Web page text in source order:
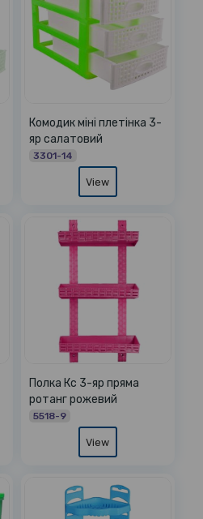
Комодик міні плетінка 3-
яр салатовий
3301-14
View
Полка Кс 3-яр пряма
ротанг рожевий
5518-9
View